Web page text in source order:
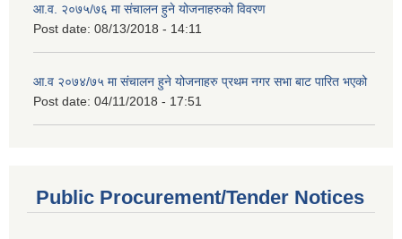
आ.व. २०७५/७६ मा संचालन हुने योजनाहरुको विवरण
Post date: 08/13/2018 - 14:11
आ.व २०७४/७५ मा संचालन हुने योजनाहरु प्रथम नगर सभा बाट पारित भएको
Post date: 04/11/2018 - 17:51
Public Procurement/Tender Notices